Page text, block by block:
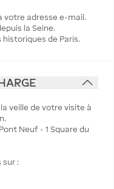
votre adresse e-mail.
la Seine.
de Paris.
veille de votre visite à
Neuf - 1 Square du
: